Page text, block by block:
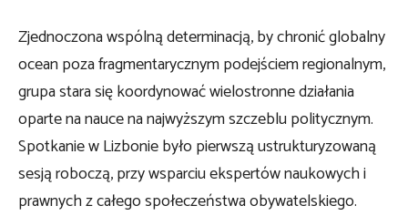
Zjednoczona wspólną determinacją, by chronić globalny
ocean poza fragmentarycznym podejściem regionalnym,
grupa stara się koordynować wielostronne działania
oparte na nauce na najwyższym szczeblu politycznym.
Spotkanie w Lizbonie było pierwszą ustrukturyzowaną
sesją roboczą, przy wsparciu ekspertów naukowych i
prawnych z całego społeczeństwa obywatelskiego.